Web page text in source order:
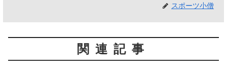
スポーツ小僧
関連記事